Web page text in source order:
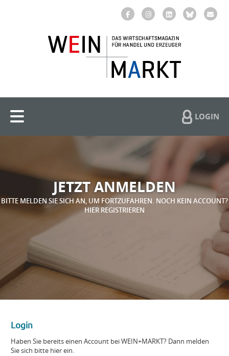
LOGIN
JETZT ANMELDEN
BITTE MELDEN SIE SICH AN, UM FORTZUFAHREN. NOCH KEIN ACCOUNT?
HIER REGISTRIEREN
Login
Haben Sie bereits einen Account bei WEIN+MARKT? Dann melden
Sie sich bitte hier ein.